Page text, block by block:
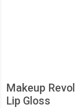
Makeup
Lip Gloss